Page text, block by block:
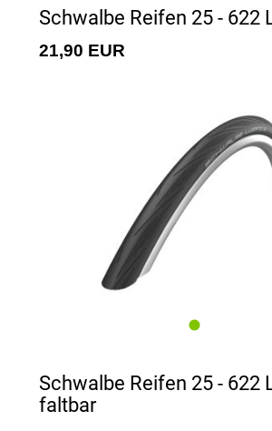
Schwalbe Reifen 25 - 622
21,90 EUR
Schwalbe Reifen 25 - 622
faltbar